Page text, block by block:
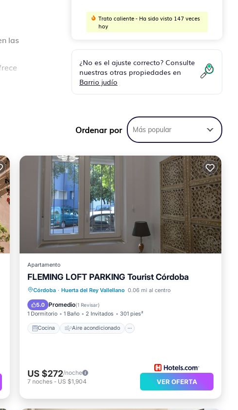
las
del
Trato caliente - Ha sido visto 147 veces
hoy
¿No es el ajuste correcto? Consulte
nuestras otras propiedades en
Barrio judío
Ordenar por Más popular
Apartamento
FLEMING LOFT PARKING Tourist Córdoba
Córdoba · Huerta del Rey Vallellano 0.06 mi al centro
5.0 Promedio(1 Revisar)
1 Dormitorio 1 Baño 2 Invitados 301 pies²
Cocina Aire acondicionado
Cocina Aire acondicionado
Internet
Apto para niños
US $272/noche
7 noches - US $1,904 VER OFERTA